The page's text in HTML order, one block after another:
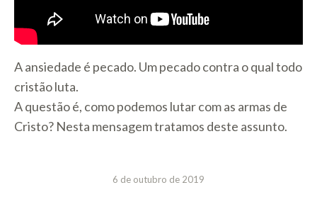
A ansiedade é pecado. Um pecado contra o qual todo
cristão luta.
A questão é, como podemos lutar com as armas de
Cristo? Nesta mensagem tratamos deste assunto.
6 de outubro de 2019